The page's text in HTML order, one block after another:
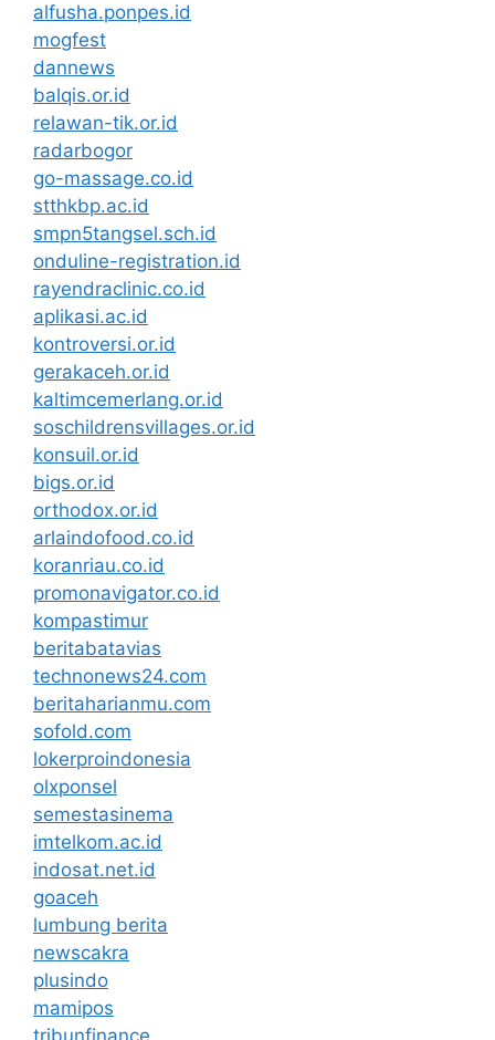
alfusha.ponpes.id
mogfest
dannews
balqis.or.id
relawan-tik.or.id
radarbogor
go-massage.co.id
stthkbp.ac.id
smpn5tangsel.sch.id
onduline-registration.id
rayendraclinic.co.id
aplikasi.ac.id
kontroversi.or.id
gerakaceh.or.id
kaltimcemerlang.or.id
soschildrensvillages.or.id
konsuil.or.id
bigs.or.id
orthodox.or.id
arlaindofood.co.id
koranriau.co.id
promonavigator.co.id
kompastimur
beritabatavias
technonews24.com
beritaharianmu.com
sofold.com
lokerproindonesia
olxponsel
semestasinema
imtelkom.ac.id
indosat.net.id
goaceh
lumbung berita
newscakra
plusindo
mamipos